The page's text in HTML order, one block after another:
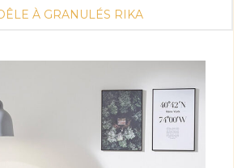
À GRANULÉS RIKA